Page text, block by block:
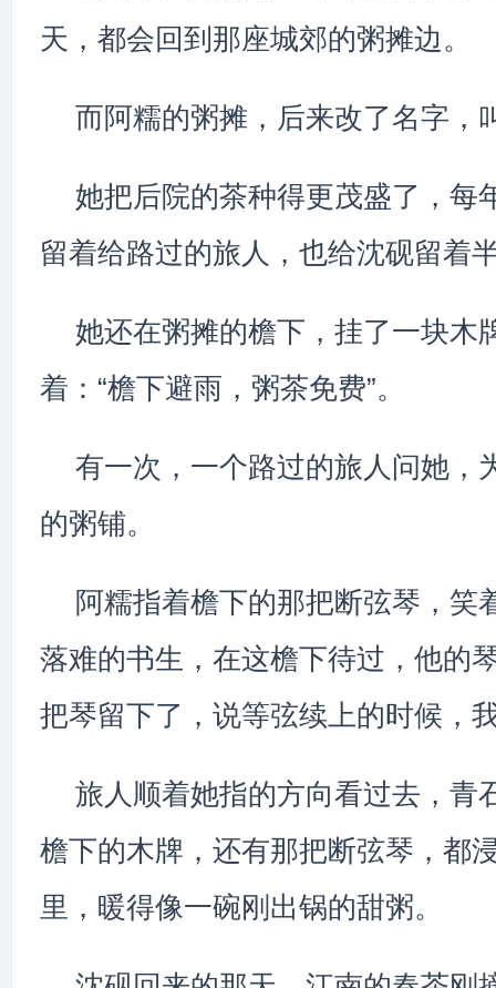
天，都会回到那座城郊的粥摊边。
而阿糯的粥摊，后来改了名字，
她把后院的茶种得更茂盛了，每
留着给路过的旅人，也给沈砚留着
她还在粥摊的檐下，挂了一块木
着：“檐下避雨，粥茶免费”。
有一次，一个路过的旅人问她，
的粥铺。
阿糯指着檐下的那把断弦琴，笑
落难的书生，在这檐下待过，他的
把琴留下了，说等弦续上的时候，
旅人顺着她指的方向看过去，青
檐下的木牌，还有那把断弦琴，都
里，暖得像一碗刚出锅的甜粥。